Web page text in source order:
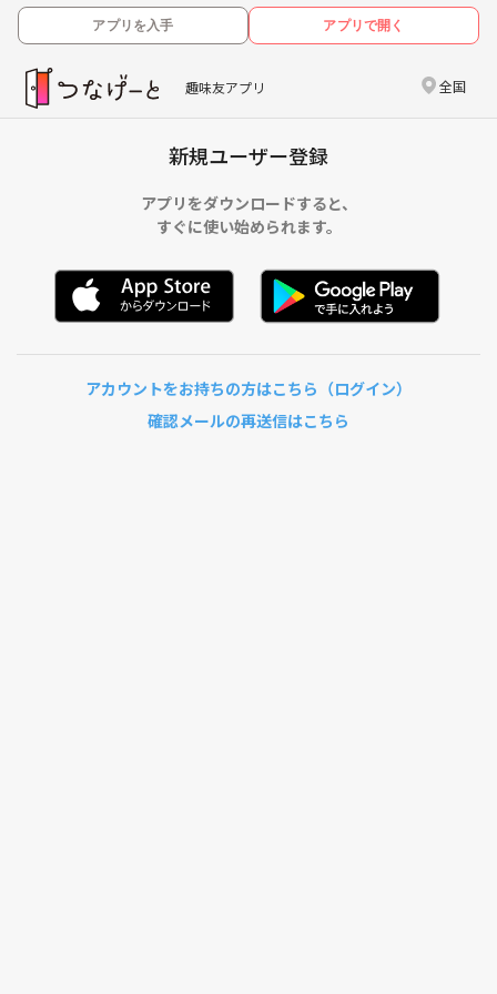
アプリを入手 アプリで開く
趣味友アプリ 全国
新規ユーザー登録
アプリをダウンロードすると、
すぐに使い始められます。
アカウントをお持ちの方はこちら（ログイン）
確認メールの再送信はこちら